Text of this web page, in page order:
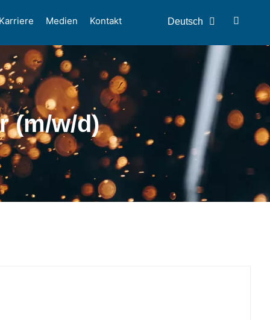
Karriere Medien Kontakt Deutsch
English
(m/w/d)